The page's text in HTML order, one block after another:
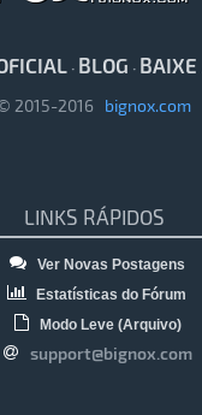
· BLOG · BAIXE
2015-2016 bignox.com
LINKS RÁPIDOS
Ver Novas Postagens
Estatísticas do Fórum
Modo Leve (Arquivo)
support@bignox.com